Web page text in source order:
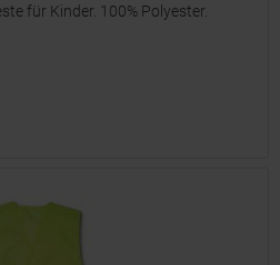
für Kinder. 100% Polyester.